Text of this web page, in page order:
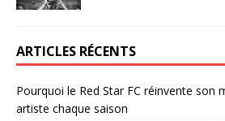
ARTICLES RÉCENTS
Pourquoi le Red Star FC réinvente son
artiste chaque saison